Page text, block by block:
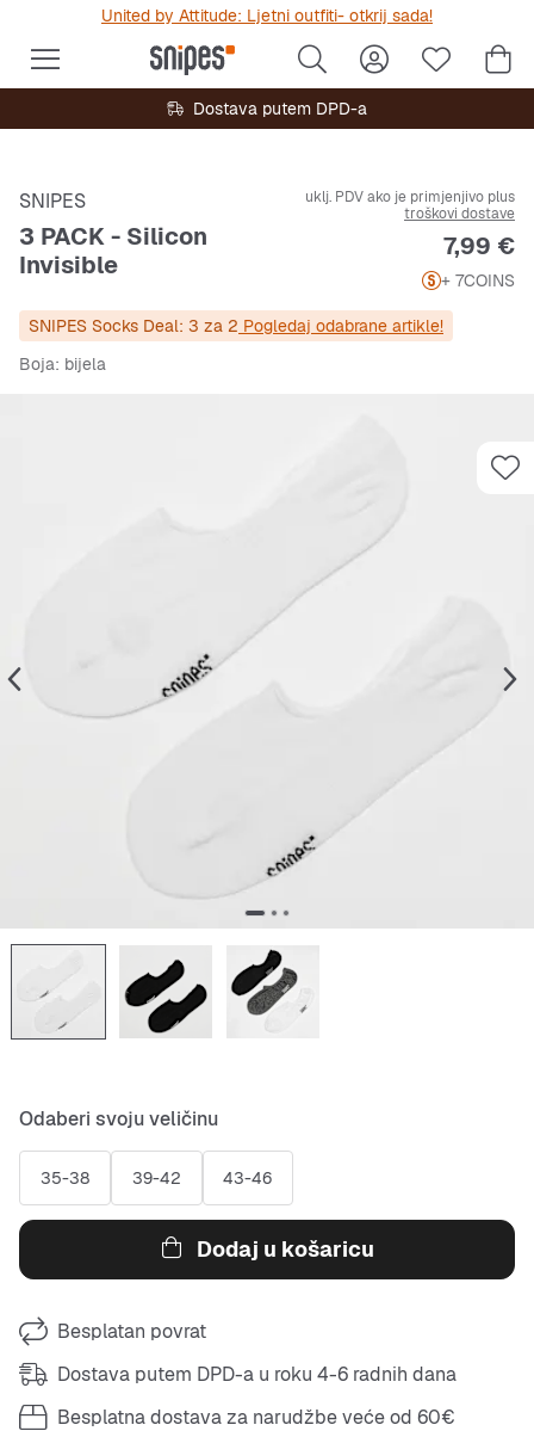
United by Attitude: Ljetni outfiti- otkrij sada!
Dostava putem DPD-a
SNIPES
3 PACK - Silicon
Invisible
uklj. PDV ako je primjenjivo plus
troškovi dostave
Cijena
7,99 €
+ 7COINS
SNIPES Socks Deal: 3 za 2 Pogledaj odabrane artikle!
Boja: bijela
Odaberi svoju veličinu
35-38 39-42 43-46
Dodaj u košaricu
Besplatan povrat
Dostava putem DPD-a u roku 4-6 radnih dana
Besplatna dostava za narudžbe veće od 60€